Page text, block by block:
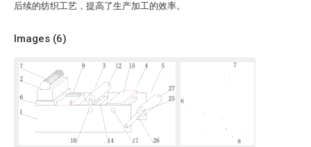
后续的纺织工艺，提高了生产加工的效率。
Images (6)